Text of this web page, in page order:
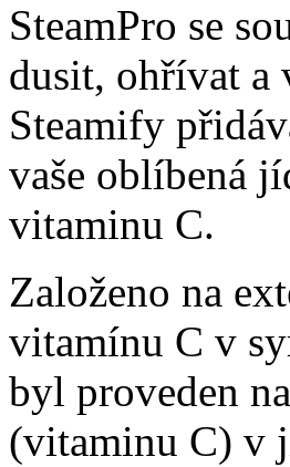
SteamPro se
dusit, ohřívat a
Steamify
vaše oblíbená
vitaminu C.
Založeno na
vitamínu C v
byl proveden
(vitaminu C) v